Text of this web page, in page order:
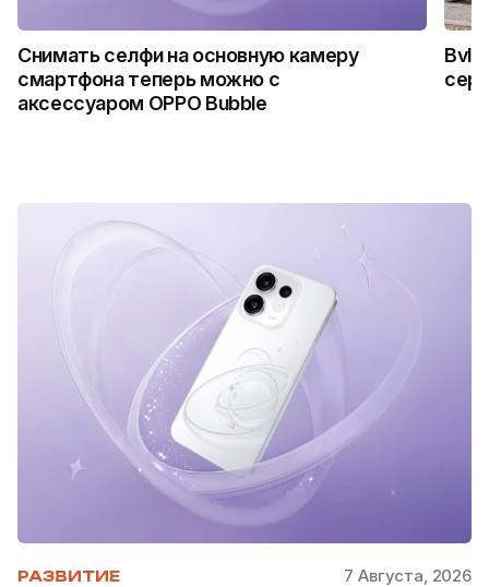
Снимать селфи на основную камеру
смартфона теперь можно с
аксессуаром OPPO Bubble
РАЗВИТИЕ 7 Августа, 2026